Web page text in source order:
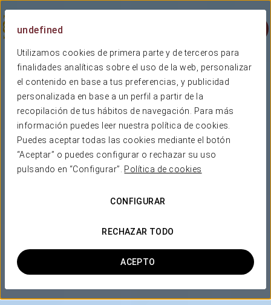
undefined
Utilizamos cookies de primera parte y de terceros para
finalidades analíticas sobre el uso de la web, personalizar
el contenido en base a tus preferencias, y publicidad
personalizada en base a un perfil a partir de la
recopilación de tus hábitos de navegación. Para más
información puedes leer nuestra política de cookies.
Puedes aceptar todas las cookies mediante el botón
“Aceptar” o puedes configurar o rechazar su uso
pulsando en “Configurar”. Política de cookies
CONFIGURAR
RECHAZAR TODO
ACEPTO